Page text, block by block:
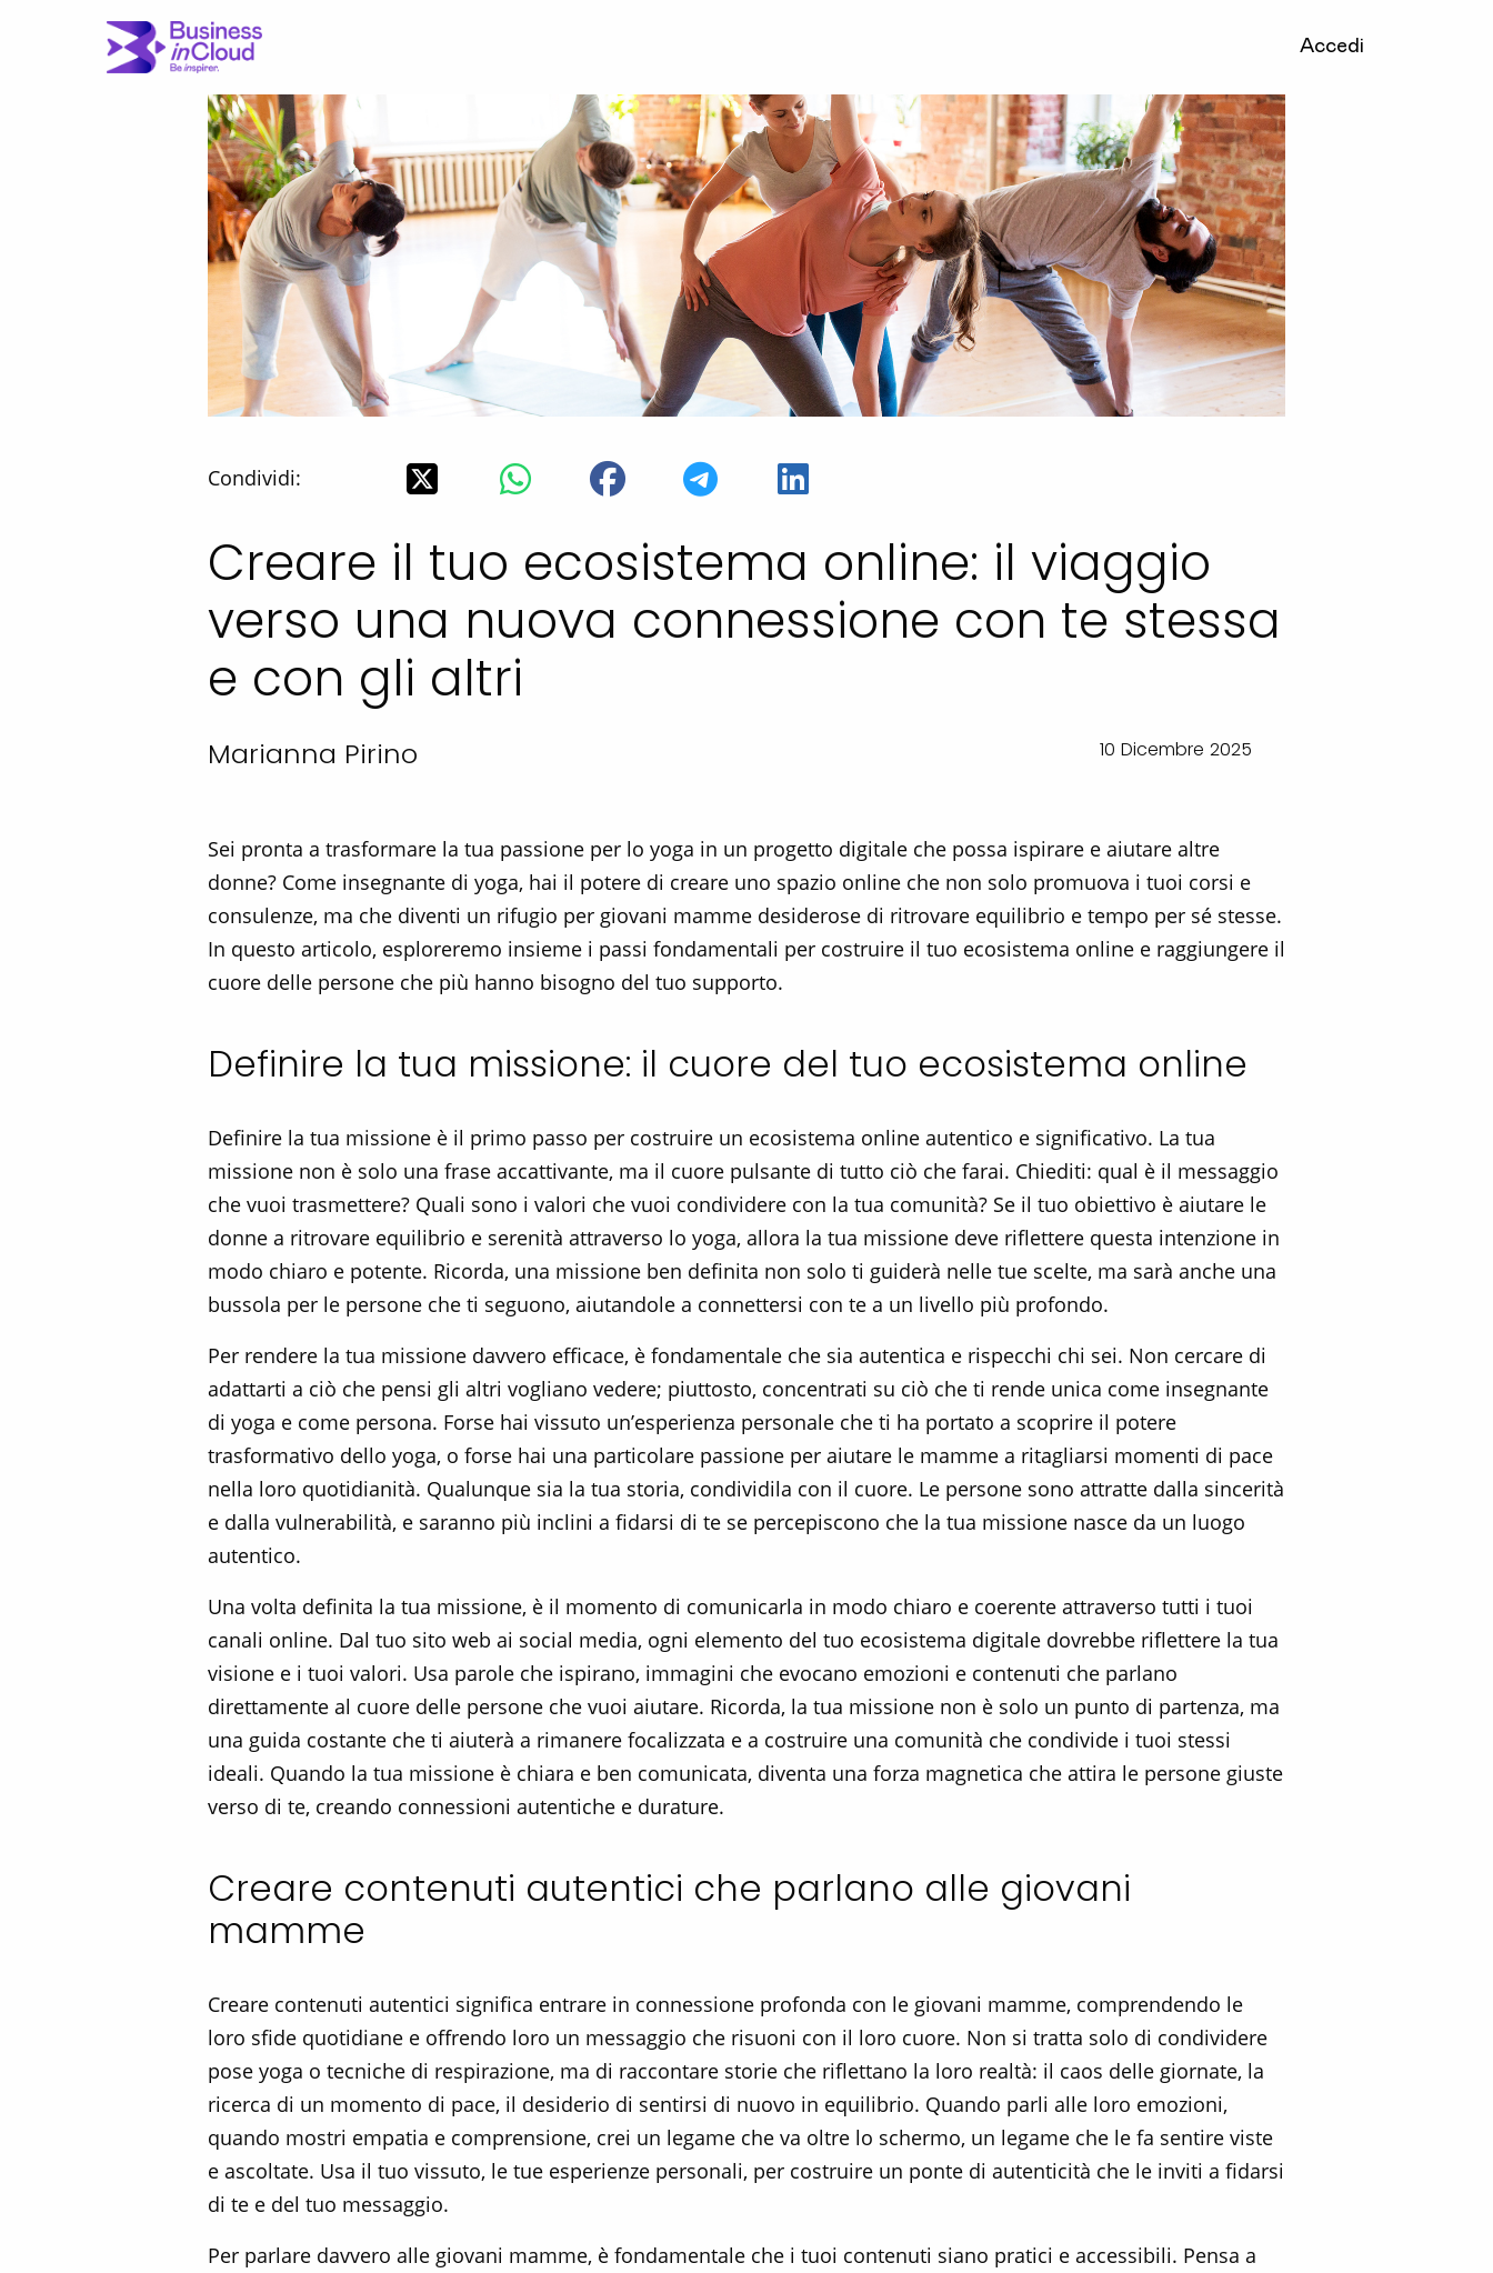
Accedi
Condividi:
Creare il tuo ecosistema online: il viaggio
verso una nuova connessione con te stessa
e con gli altri
Marianna Pirino 10 Dicembre 2025
Sei pronta a trasformare la tua passione per lo yoga in un progetto digitale che possa ispirare e aiutare altre
donne? Come insegnante di yoga, hai il potere di creare uno spazio online che non solo promuova i tuoi corsi e
consulenze, ma che diventi un rifugio per giovani mamme desiderose di ritrovare equilibrio e tempo per sé stesse.
In questo articolo, esploreremo insieme i passi fondamentali per costruire il tuo ecosistema online e raggiungere il
cuore delle persone che più hanno bisogno del tuo supporto.
Definire la tua missione: il cuore del tuo ecosistema online
Definire la tua missione è il primo passo per costruire un ecosistema online autentico e significativo. La tua
missione non è solo una frase accattivante, ma il cuore pulsante di tutto ciò che farai. Chiediti: qual è il messaggio
che vuoi trasmettere? Quali sono i valori che vuoi condividere con la tua comunità? Se il tuo obiettivo è aiutare le
donne a ritrovare equilibrio e serenità attraverso lo yoga, allora la tua missione deve riflettere questa intenzione in
modo chiaro e potente. Ricorda, una missione ben definita non solo ti guiderà nelle tue scelte, ma sarà anche una
bussola per le persone che ti seguono, aiutandole a connettersi con te a un livello più profondo.
Per rendere la tua missione davvero efficace, è fondamentale che sia autentica e rispecchi chi sei. Non cercare di
adattarti a ciò che pensi gli altri vogliano vedere; piuttosto, concentrati su ciò che ti rende unica come insegnante
di yoga e come persona. Forse hai vissuto un’esperienza personale che ti ha portato a scoprire il potere
trasformativo dello yoga, o forse hai una particolare passione per aiutare le mamme a ritagliarsi momenti di pace
nella loro quotidianità. Qualunque sia la tua storia, condividila con il cuore. Le persone sono attratte dalla sincerità
e dalla vulnerabilità, e saranno più inclini a fidarsi di te se percepiscono che la tua missione nasce da un luogo
autentico.
Una volta definita la tua missione, è il momento di comunicarla in modo chiaro e coerente attraverso tutti i tuoi
canali online. Dal tuo sito web ai social media, ogni elemento del tuo ecosistema digitale dovrebbe riflettere la tua
visione e i tuoi valori. Usa parole che ispirano, immagini che evocano emozioni e contenuti che parlano
direttamente al cuore delle persone che vuoi aiutare. Ricorda, la tua missione non è solo un punto di partenza, ma
una guida costante che ti aiuterà a rimanere focalizzata e a costruire una comunità che condivide i tuoi stessi
ideali. Quando la tua missione è chiara e ben comunicata, diventa una forza magnetica che attira le persone giuste
verso di te, creando connessioni autentiche e durature.
Creare contenuti autentici che parlano alle giovani
mamme
Creare contenuti autentici significa entrare in connessione profonda con le giovani mamme, comprendendo le
loro sfide quotidiane e offrendo loro un messaggio che risuoni con il loro cuore. Non si tratta solo di condividere
pose yoga o tecniche di respirazione, ma di raccontare storie che riflettano la loro realtà: il caos delle giornate, la
ricerca di un momento di pace, il desiderio di sentirsi di nuovo in equilibrio. Quando parli alle loro emozioni,
quando mostri empatia e comprensione, crei un legame che va oltre lo schermo, un legame che le fa sentire viste
e ascoltate. Usa il tuo vissuto, le tue esperienze personali, per costruire un ponte di autenticità che le inviti a fidarsi
di te e del tuo messaggio.
Per parlare davvero alle giovani mamme, è fondamentale che i tuoi contenuti siano pratici e accessibili. Pensa a